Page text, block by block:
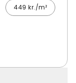
449 kr./m²